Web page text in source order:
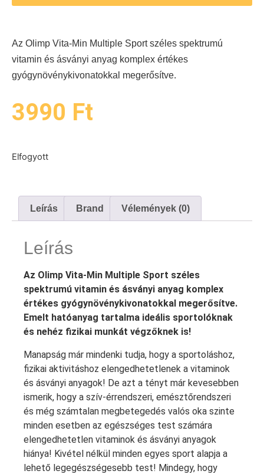
Az Olimp Vita-Min Multiple Sport széles spektrumú
vitamin és ásványi anyag komplex értékes
gyógynövénykivonatokkal megerősítve.
3990 Ft
Elfogyott
Leírás Brand Vélemények (0)
Leírás
Az Olimp Vita-Min Multiple Sport széles
spektrumú vitamin és ásványi anyag komplex
értékes gyógynövénykivonatokkal megerősítve.
Emelt hatóanyag tartalma ideális sportolóknak
és nehéz fizikai munkát végzőknek is!
Manapság már mindenki tudja, hogy a sportoláshoz,
fizikai aktivitáshoz elengedhetetlenek a vitaminok
és ásványi anyagok! De azt a tényt már kevesebben
ismerik, hogy a szív-érrendszeri, emésztőrendszeri
és még számtalan megbetegedés valós oka szinte
minden esetben az egészséges test számára
elengedhetetlen vitaminok és ásványi anyagok
hiánya! Kivétel nélkül minden egyes sport alapja a
lehető legegészségesebb test! Mindegy, hogy